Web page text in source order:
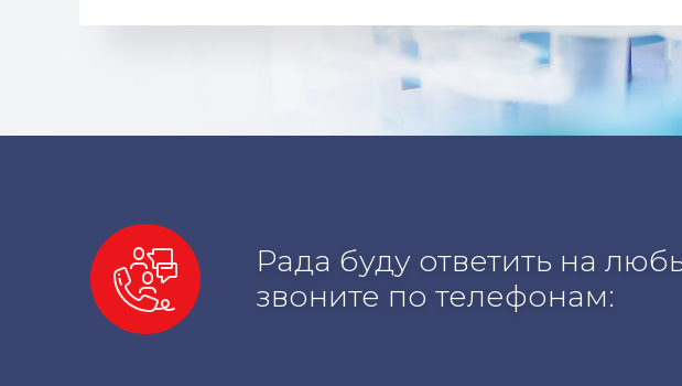
Рада буду ответить на
звоните по телефонам: